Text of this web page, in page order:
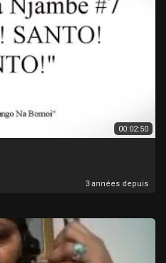
00:02:50
3 années depuis